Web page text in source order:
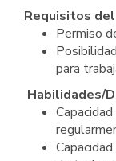
Requisitos
Permiso
para
Habilidades/